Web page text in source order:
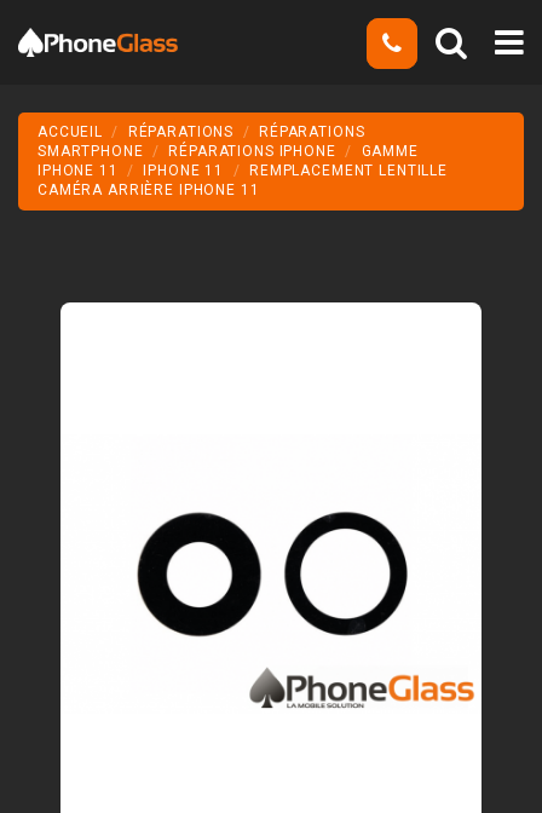
ACCUEIL RÉPARATIONS
RÉPARATIONS
SMARTPHONE
RÉPARATIONS IPHONE
GAMME
IPHONE 11
IPHONE 11
REMPLACEMENT LENTILLE
CAMÉRA ARRIÈRE IPHONE 11